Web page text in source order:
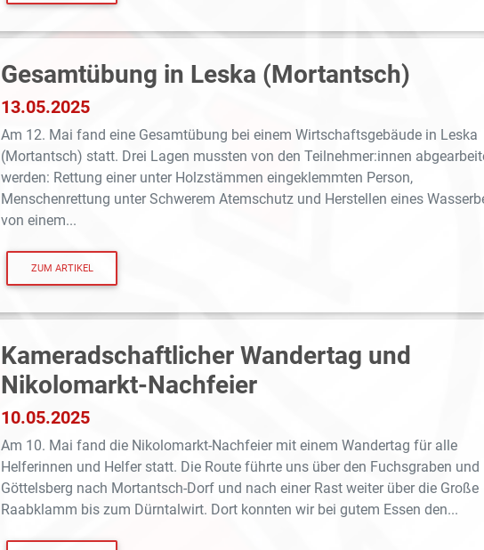
Gesamtübung in Leska (Mortantsch)
13.05.2025
Am 12. Mai fand eine Gesamtübung bei einem Wirtschaftsgebäude in Leska
(Mortantsch) statt. Drei Lagen mussten von den Teilnehmer:innen
werden: Rettung einer unter Holzstämmen eingeklemmten Person,
Menschenrettung unter Schwerem Atemschutz und Herstellen eines
von einem...
ZUM ARTIKEL
Kameradschaftlicher Wandertag und
Nikolomarkt-Nachfeier
10.05.2025
Am 10. Mai fand die Nikolomarkt-Nachfeier mit einem Wandertag für alle
Helferinnen und Helfer statt. Die Route führte uns über den Fuchsgraben und
Göttelsberg nach Mortantsch-Dorf und nach einer Rast weiter über die Große
Raabklamm bis zum Dürntalwirt. Dort konnten wir bei gutem Essen den...